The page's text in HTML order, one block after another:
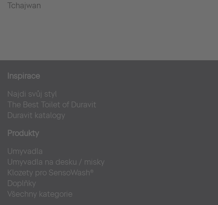
Tchajwan
Inspirace
Najdi svůj styl
The Best Toilet of Duravit
Duravit katalogy
Produkty
Umyvadla
Umyvadla na desku / misky
Klozety pro SensoWash®
Doplňky
Všechny kategorie